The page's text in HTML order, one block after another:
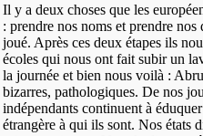
Il y a deux choses que les
: prendre nos noms et prendre
joué. Après ces deux étapes ils
écoles qui nous ont fait subir un
la journée et bien nous voilà :
bizarres, pathologiques. De nos
indépendants continuent à
étrangère à qui ils sont. Nos états